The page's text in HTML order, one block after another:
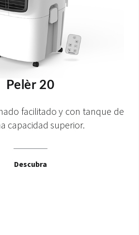
Pelèr 20
facilitado y con tanque de
capacidad superior.
Descubra